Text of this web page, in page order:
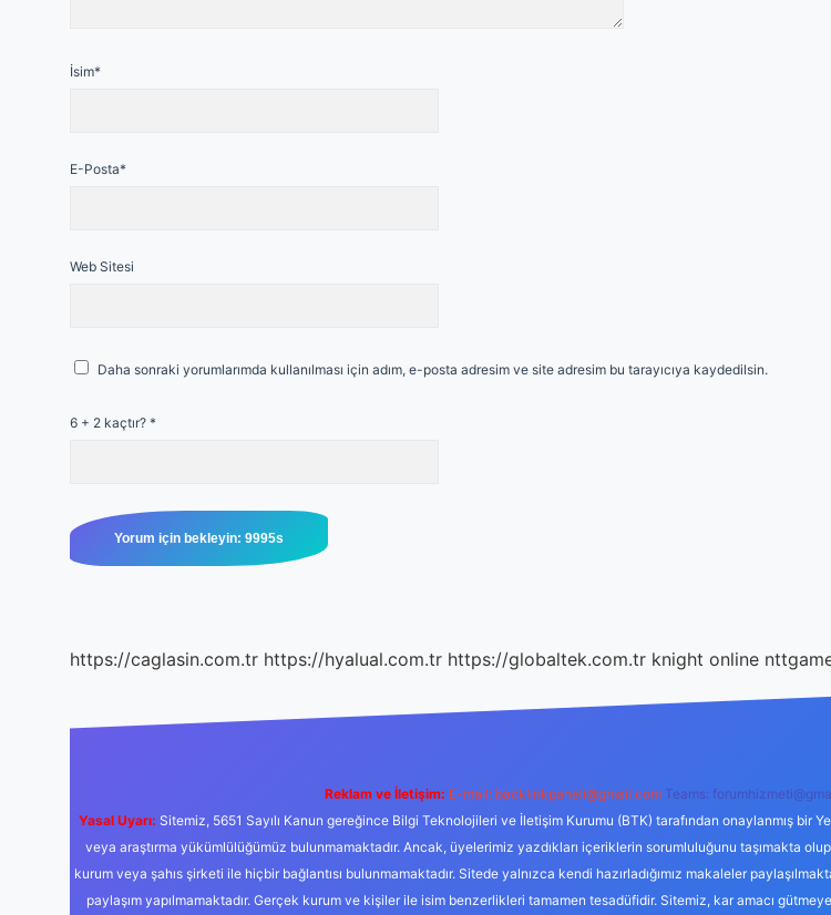
İsim*
E-Posta*
Web Sitesi
Daha sonraki yorumlarımda kullanılması için adım, e-posta adresim ve site adresim bu tarayıcıya kaydedilsin.
6 + 2 kaçtır? *
https://caglasin.com.tr https://hyalual.com.tr https://globaltek.com.tr knight online
Reklam ve İletişim: E-mail: backlinkpaneli@gmail.com Teams:
Yasal Uyarı: Sitemiz, 5651 Sayılı Kanun gereğince Bilgi Teknolojileri ve İletişim Kurumu (BTK) tarafından onaylanmış
veya araştırma yükümlülüğümüz bulunmamaktadır. Ancak, üyelerimiz yazdıkları içeriklerin sorumluluğunu taşımakta
kurum veya şahıs şirketi ile hiçbir bağlantısı bulunmamaktadır. Sitede yalnızca kendi hazırladığımız makaleler
paylaşım yapılmamaktadır. Gerçek kurum ve kişiler ile isim benzerlikleri tamamen tesadüfidir. Sitemiz, kar amacı